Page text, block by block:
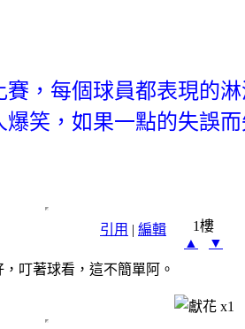
賽，每個球員都表現的
爆笑，如果一點的失誤
引用 | 編輯
1樓
▲
▼
叮著球看，這不簡單阿。
x1